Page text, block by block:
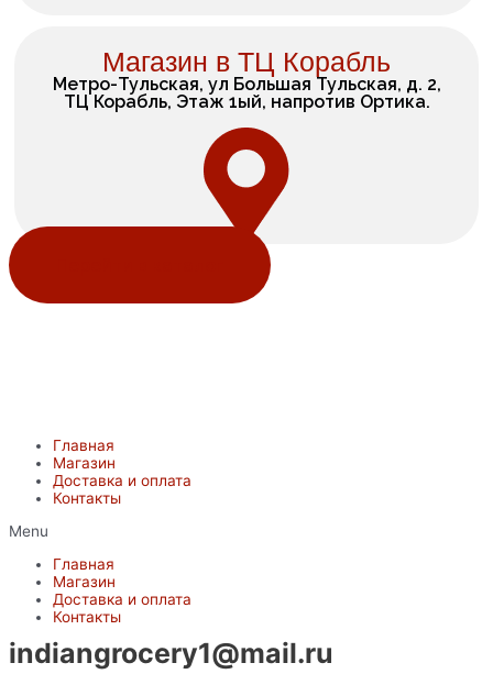
Магазин в ТЦ Корабль
Метро-Тульская, ул Большая Тульская, д. 2,
ТЦ Корабль, Этаж 1ый, напротив Ортика.
Главная
Магазин
Доставка и оплата
Контакты
Menu
Главная
Магазин
Доставка и оплата
Контакты
indiangrocery1@mail.ru